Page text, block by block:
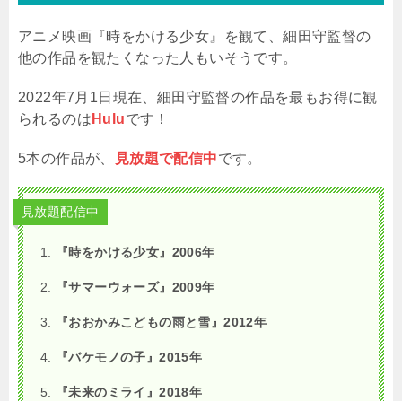
アニメ映画『時をかける少女』を観て、細田守監督の
他の作品を観たくなった人もいそうです。
2022年7月1日現在、細田守監督の作品を最もお得に観
られるのは Huluです！
5本の作品が、 見放題で配信中です。
見放題配信中
『時をかける少女』2006年
『サマーウォーズ』2009年
『おおかみこどもの雨と雪』2012年
『バケモノの子』2015年
『未来のミライ』2018年